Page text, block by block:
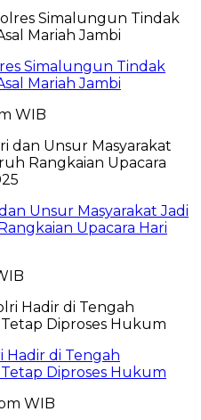
Simalungun Tindak
Mariah Jambi
WIB
Unsur Masyarakat Jadi
Upacara Hari
Hadir di Tengah
Diproses Hukum
WIB